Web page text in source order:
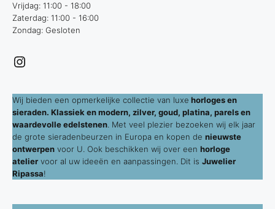
Vrijdag: 11:00 - 18:00
Zaterdag: 11:00 - 16:00
Zondag: Gesloten
Instagram
Wij bieden een opmerkelijke collectie van luxe horloges en
sieraden. Klassiek en modern, zilver, goud, platina, parels en
waardevolle edelstenen . Met veel plezier bezoeken wij elk jaar
de grote sieradenbeurzen in Europa en kopen de nieuwste
ontwerpen voor U. Ook beschikken wij over een horloge
atelier voor al uw ideeën en aanpassingen. Dit is Juwelier
Ripassa!